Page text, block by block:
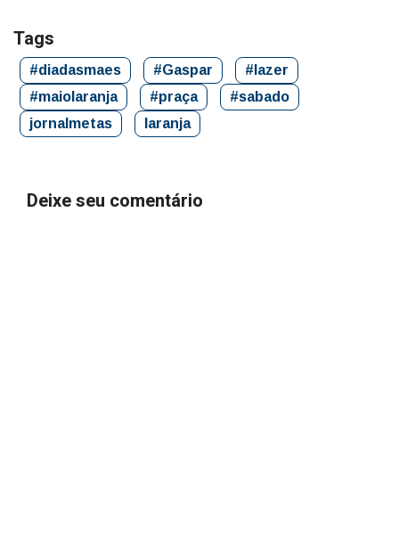
Tags
#diadasmaes #Gaspar
#lazer
#maiolaranja
#praça
#sabado
jornalmetas
laranja
Deixe seu comentário